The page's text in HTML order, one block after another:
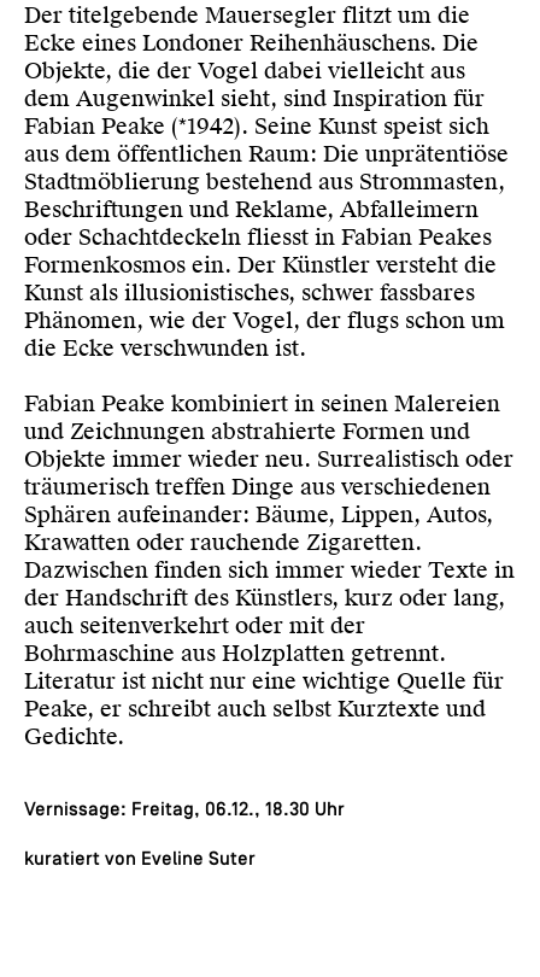
Der titelgebende Mauersegler flitzt um die
Ecke eines Londoner Reihenhäuschens. Die
Objekte, die der Vogel dabei vielleicht aus
dem Augenwinkel sieht, sind Inspiration für
Fabian Peake (*1942). Seine Kunst speist sich
aus dem öffentlichen Raum: Die unprätentiöse
Stadtmöblierung bestehend aus Strommasten,
Beschriftungen und Reklame, Abfalleimern
oder Schachtdeckeln fliesst in Fabian Peakes
Formenkosmos ein. Der Künstler versteht die
Kunst als illusionistisches, schwer fassbares
Phänomen, wie der Vogel, der flugs schon um
die Ecke verschwunden ist.
Fabian Peake kombiniert in seinen Malereien
und Zeichnungen abstrahierte Formen und
Objekte immer wieder neu. Surrealistisch oder
träumerisch treffen Dinge aus verschiedenen
Sphären aufeinander: Bäume, Lippen, Autos,
Krawatten oder rauchende Zigaretten.
Dazwischen finden sich immer wieder Texte in
der Handschrift des Künstlers, kurz oder lang,
auch seitenverkehrt oder mit der
Bohrmaschine aus Holzplatten getrennt.
Literatur ist nicht nur eine wichtige Quelle für
Peake, er schreibt auch selbst Kurztexte und
Gedichte.
Vernissage: Freitag, 06.12., 18.30 Uhr
kuratiert von Eveline Suter